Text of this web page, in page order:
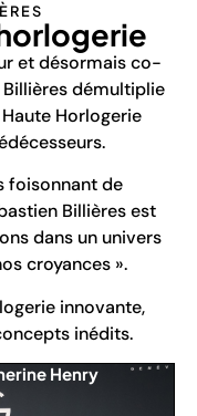
et désormais co-
démultiplie
Horlogerie
foisonnant de
Billières est
dans un univers
croyances ».
innovante,
inédits.
Henry